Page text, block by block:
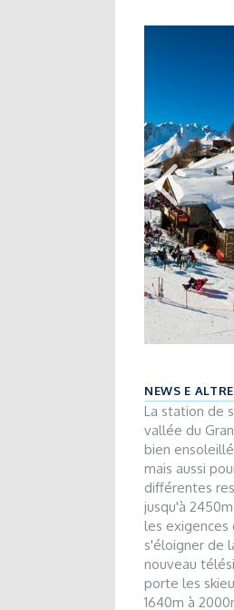
NEWS E
La station de
vallée du
bien
mais aussi
différentes
jusqu'à
les exigences
s'éloigner de
nouveau
porte les
1640m à